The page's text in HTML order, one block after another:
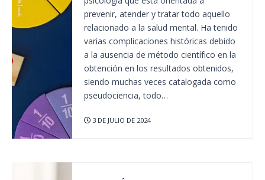
prevenir, atender y tratar todo aquello
relacionado a la salud mental. Ha tenido
varias complicaciones históricas debido
a la ausencia de método científico en la
obtención en los resultados obtenidos,
siendo muchas veces catalogada como
pseudociencia, todo…
3 DE JULIO DE 2024